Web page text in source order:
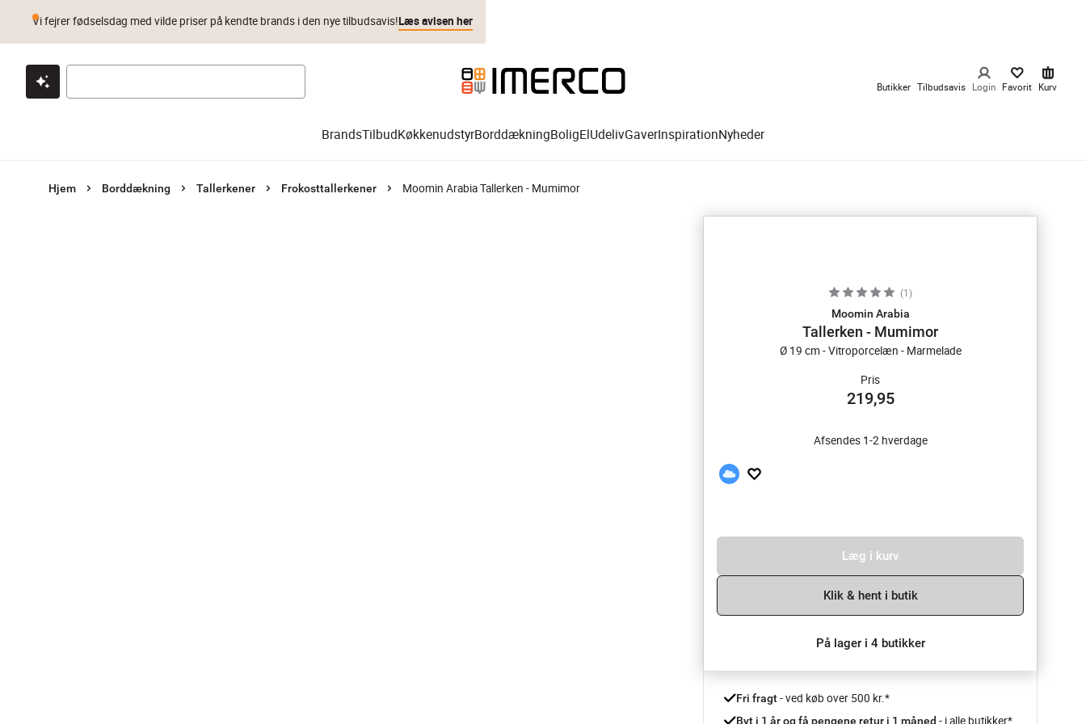
Klik & hent Byt i 1 år Prismatch
Vi fejrer fødselsdag med vilde priser på kendte brands i den nye tilbudsavis!Læs avisen her
Butikker Tilbudsavis Login Favorit Kurv
BrandsTilbudKøkkenudstyrBorddækningBoligElUdelivGaverInspirationNyheder
Hjem Borddækning Tallerkener Frokosttallerkener Moomin Arabia Tallerken - Mumimor
(1 )
Moomin Arabia
Tallerken - Mumimor
Ø 19 cm - Vitroporcelæn - Marmelade
Pris
219,95
Afsendes 1-2 hverdage
Læg i kurv
Klik & hent i butik
På lager i 4 butikker
Fri fragt - ved køb over 500 kr.*
Byt i 1 år og få pengene retur i 1 måned - i alle butikker*